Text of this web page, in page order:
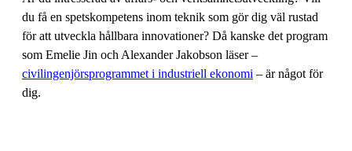
du få en spetskompetens inom teknik som gör dig väl rustad
för att utveckla hållbara innovationer? Då kanske det program
som Emelie Jin och Alexander Jakobson läser –
civilingenjörsprogrammet i industriell ekonomi – är något för
dig.